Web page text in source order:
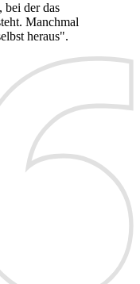
bei der das
Manchmal
heraus".